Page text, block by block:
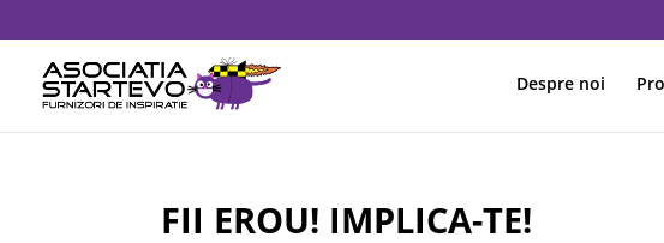
Despre noi
FII EROU! IMPLICA-TE!